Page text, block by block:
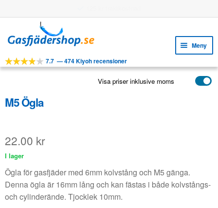
till
navigering
till
innehåll
Meny
VERKTYG
APPLIKATIONER
VANLIGA FRÅGOR
7.7 —474 Kiyoh recensioner
Visa priser inklusive moms
M5 Ögla
22.00 kr
I lager
Ögla för gasfjäder med 6mm kolvstång och M5 gänga.
Denna ögla är 16mm lång och kan fästas i både kolvstångs-
och cylinderände. Tjocklek 10mm.